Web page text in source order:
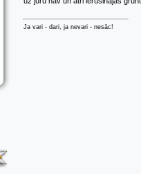
Ja vari - dari, ja nevari - nesāc!